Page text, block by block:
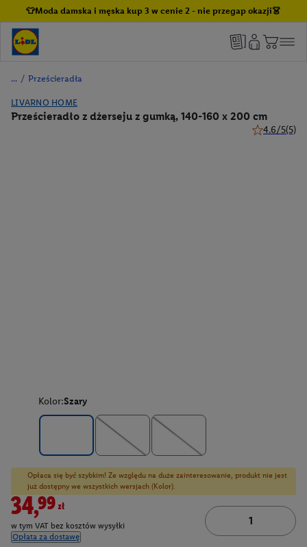
👕Moda damska i męska kup 3 w cenie 2 - nie przegap okazji👗
/ Prześcieradła
LIVARNO HOME
Prześcieradło z dżerseju z gumką, 140-160 x 200 cm
4.6/5(5)
Kolor:Szary
Opłaca się być szybkim! Ze względu na duże zainteresowanie, produkt nie jest
już dostępny we wszystkich wersjach (Kolor).
34,99zł
w tym VAT bez kosztów wysyłki
Opłata za dostawę